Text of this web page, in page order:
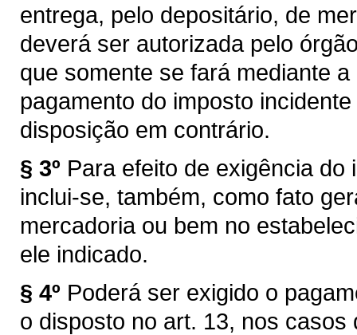
entrega, pelo depositário, de
deverá ser autorizada pelo
que somente se fará mediante
pagamento do imposto
disposição em contrário.
§ 3º Para efeito de exigência
inclui-se, também, como fato
mercadoria ou bem no
ele indicado.
§ 4º Poderá ser exigido o
o disposto no art. 13, nos